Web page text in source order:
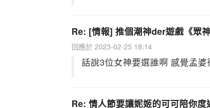
Re: [情報] 推個潮神der遊戲《眾神
回應於 2023-02-25 18:14
話說3位女神要選誰啊 感覺孟
Re: 情人節要讓妮姬的可可陪你度